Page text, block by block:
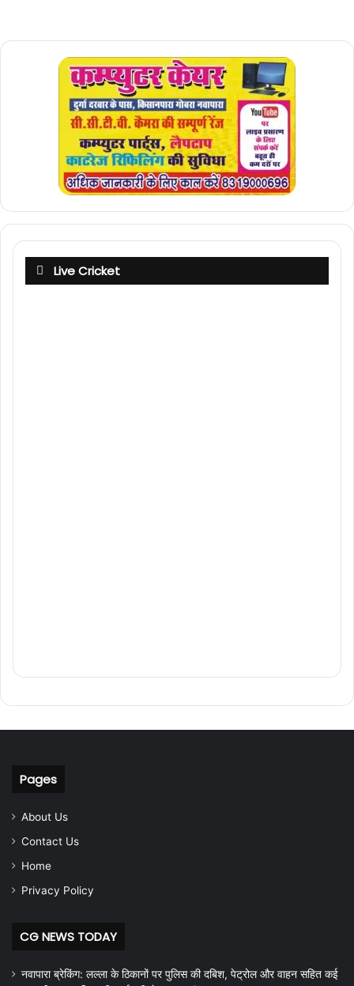
Live Cricket
Pages
About Us
Contact Us
Home
Privacy Policy
CG NEWS TODAY
नवापारा ब्रेकिंग: लल्ला के ठिकानों पर पुलिस की दबिश, पेट्रोल और वाहन सहित कई